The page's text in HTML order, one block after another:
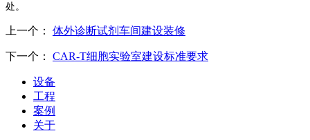
处。
上一个： 体外诊断试剂车间建设装修
下一个： CAR-T细胞实验室建设标准要求
设备
工程
案例
关于